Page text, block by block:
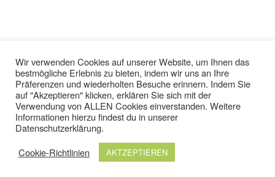
ONLINE SHOP
BACK TO TOP
© 2024 TOP FIT STUDIOS. ALLE RECHTE VORBEHALTEN.
IMPRESSUM DATENSCHUTZ
/
AGB / WIDERRUFSBELEHRUNG
Wir verwenden Cookies auf unserer Website, um Ihnen das
bestmögliche Erlebnis zu bieten, indem wir uns an Ihre
Präferenzen und wiederholten Besuche erinnern. Indem Sie
auf "Akzeptieren" klicken, erklären Sie sich mit der
Verwendung von ALLEN Cookies einverstanden. Weitere
Informationen hierzu findest du in unserer
Datenschutzerklärung.
Cookie-Richtlinien
AKTZEPTIEREN